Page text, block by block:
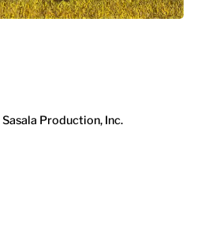
Sasala Production, Inc.